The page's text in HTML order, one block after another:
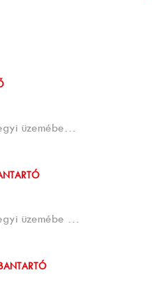
üzemébe…
üzemébe …